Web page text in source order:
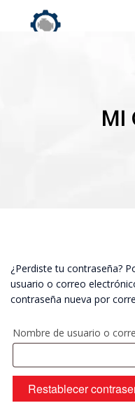
MI
¿Perdiste tu contraseña?
usuario o correo
contraseña nueva por
Nombre de usuario o
Restablecer